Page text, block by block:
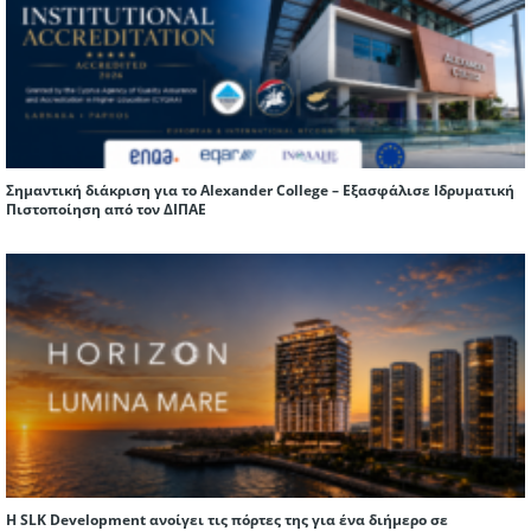
Σημαντική διάκριση για το Alexander College – Εξασφάλισε Ιδρυματική
Πιστοποίηση από τον ΔΙΠΑΕ
Η SLK Development ανοίγει τις πόρτες της για ένα διήμερο σε